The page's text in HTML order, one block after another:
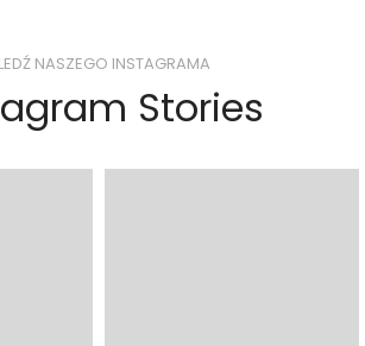
NASZEGO INSTAGRAMA
Stories